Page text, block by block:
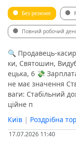
Без резюме
Повний робочий
🔍 Продавець-
ки, Святошин,
ецька, 6 💸
не має значення
ваги: Стабільний
ційне п
Київ | Роздрібна
17.07.2026 11:40